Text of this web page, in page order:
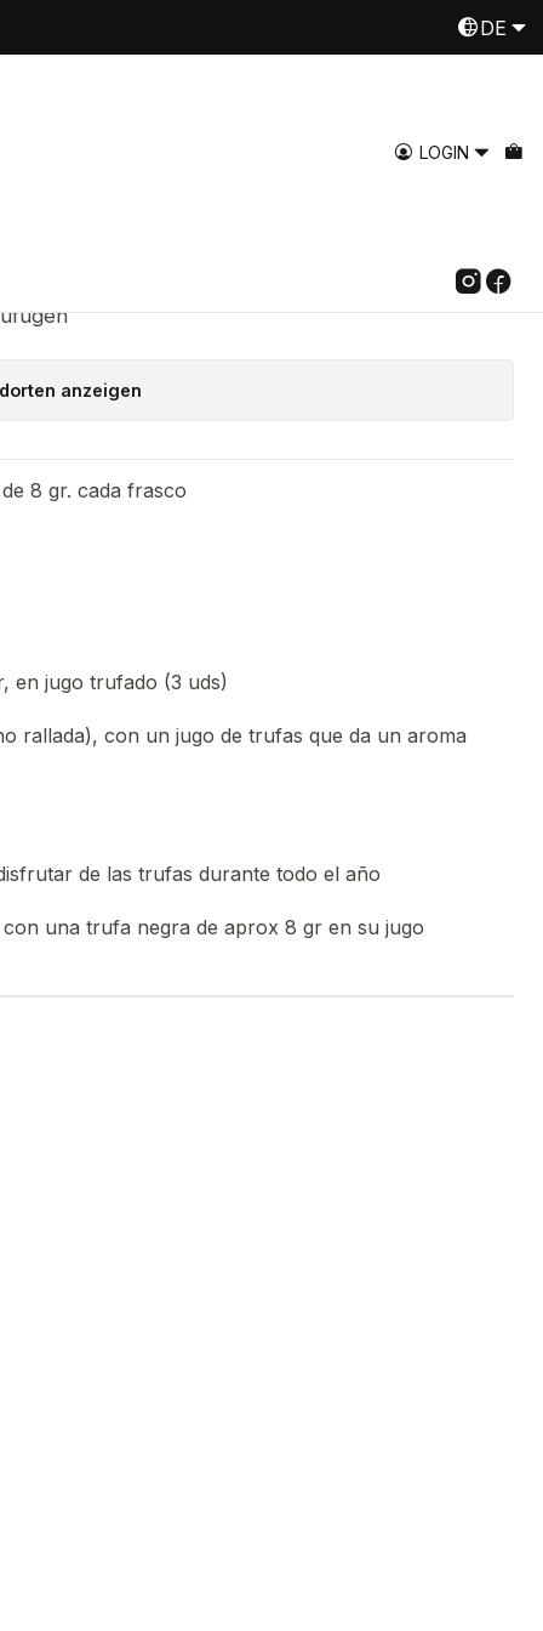
LOGIN
DE
en conserva, 8 gr
anzeigen
8 gr. cada frasco
en jugo trufado (3 uds)
rallada), con un jugo de trufas que da un aroma
de las trufas durante todo el año
una trufa negra de aprox 8 gr en su jugo